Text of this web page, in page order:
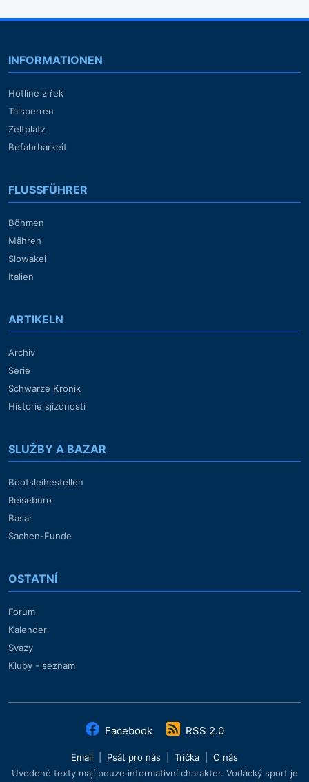
INFORMATIONEN
Hotline z řek
Talsperren
Zeltplatz
Befahrbarkeit
FLUSSFÜHRER
Böhmen
Mähren
Slowakei
Italien
ARTIKELN
Archiv
Serie
Schwarze Kronik
Historie sjízdnosti
SLUŽBY A BAZAR
Bootsleihestellen
Reisebüro
Basar
Sachen-Funde
OSTATNÍ
Forum
Kalender
Svazy
Kluby - seznam
Facebook RSS 2.0
Email Psát pro nás Trička
O nás
Uvedené texty mají pouze informativní charakter. Vodácký sport je